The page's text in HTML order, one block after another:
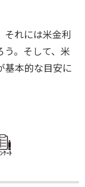
それには米金利
う。そして、米
基本的な目安に
ｹｰﾄ